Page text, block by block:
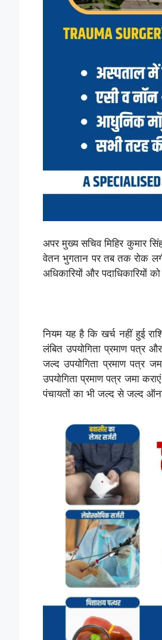
अपर मुख्य सचिव मिहिर कुमार
वेतन भुगतान पर तब तक रोक
अधिकारियों और
नियम यह है कि खर्च नहीं हुई
लंबित उपयोगिता प्रमाण पत्र
जल्द उपयोगिता प्रमाण पत्र
उपयोगिता प्रमाण पत्र जमा
पंचायतों का भी जल्द से जल्द